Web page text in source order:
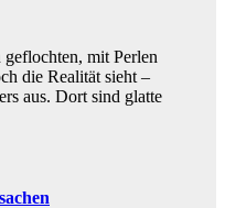
mit Perlen
die Realität sieht –
aus. Dort sind glatte